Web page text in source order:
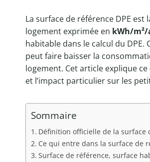
La surface de référence DPE
logement exprimée en kWh/m²/
habitable dans le calcul du
peut faire baisser la
logement. Cet article explique
et l’impact particulier sur les
Sommaire
Définition officielle de la surface
Ce qui entre dans la surface de
Surface de référence, surface